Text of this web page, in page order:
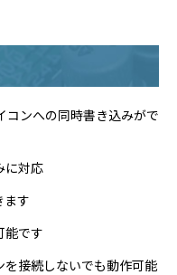
コンへの同時書き込みがで
に対応
ます
能です
接続しないでも動作可能